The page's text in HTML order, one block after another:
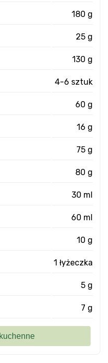
180 g
25 g
130 g
4-6 sztuk
60 g
16 g
75 g
80 g
30 ml
60 ml
10 g
1 łyżeczka
5 g
7 g